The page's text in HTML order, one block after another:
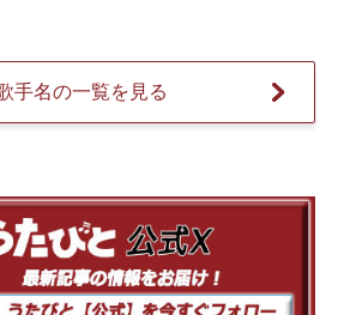
手名の一覧を見る